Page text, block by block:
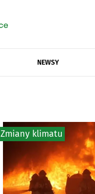
NEWSY
Zmiany klimatu